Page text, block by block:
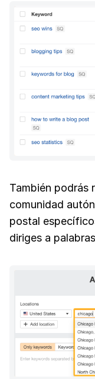
También podrás
comunidad
postal
diriges a